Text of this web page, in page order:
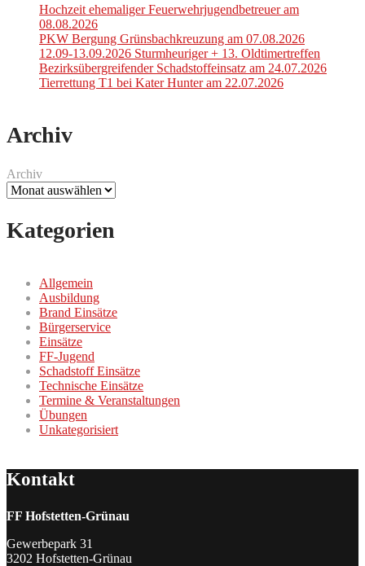
Hochzeit ehemaliger Feuerwehrjugendbetreuer am
08.08.2026
PKW Bergung Grünsbachkreuzung am 07.08.2026
12.09-13.09.2026 Sturmheuriger + 13. Oldtimertreffen
Bezirksübergreifender Schadstoffeinsatz am 24.07.2026
Tierrettung T1 bei Kater Hunter am 22.07.2026
Archiv
Archiv
Kategorien
Allgemein
Ausbildung
Brand Einsätze
Bürgerservice
Einsätze
FF-Jugend
Schadstoff Einsätze
Technische Einsätze
Termine & Veranstaltungen
Übungen
Unkategorisiert
Kontakt
FF Hofstetten-Grünau
Gewerbepark 31
3202 Hofstetten-Grünau